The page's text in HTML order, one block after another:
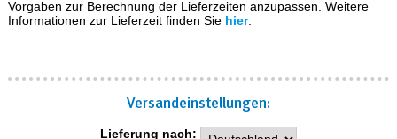
Vorgaben zur Berechnung der Lieferzeiten anzupassen. Weitere
Informationen zur Lieferzeit finden Sie hier.
Versand­einstellungen:
Lieferung nach: